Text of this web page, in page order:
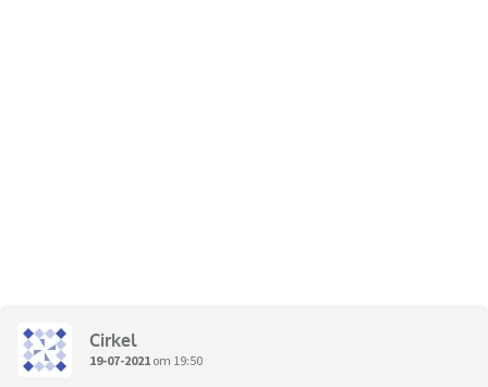
Cirkel
19-07-2021 om 19:50